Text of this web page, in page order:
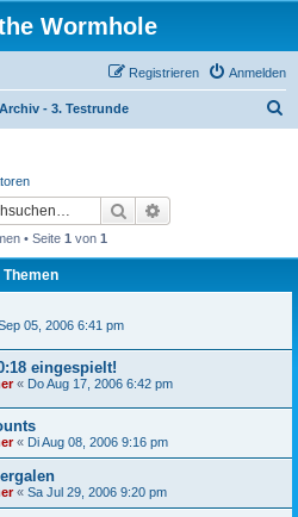
Wormhole
Anmelden
Registrieren
Archiv - 3. Testrunde
Suche
• Seite 1 von 1
Themen
05, 2006 6:41 pm
eingespielt!
« Do Aug 17, 2006 6:42 pm
« Di Aug 08, 2006 9:16 pm
« Sa Jul 29, 2006 9:20 pm